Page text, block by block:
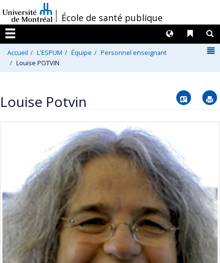
au
contenu
/École de santé publique
Menu
Liens
Langues
Accueil L'ESPUM Équipe
Personnel enseignant
Louise POTVIN
Louise Potvin Vcard